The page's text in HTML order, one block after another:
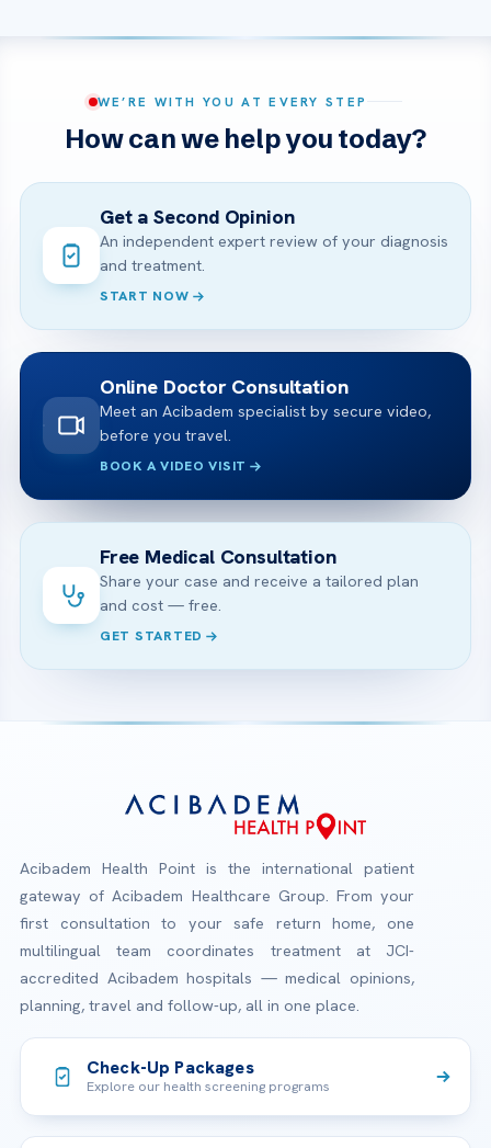
WE’RE WITH YOU AT EVERY STEP
How can we help you today?
Get a Second Opinion
An independent expert review of your diagnosis
and treatment.
START NOW
Online Doctor Consultation
Meet an Acibadem specialist by secure video,
before you travel.
BOOK A VIDEO VISIT
Free Medical Consultation
Share your case and receive a tailored plan
and cost — free.
GET STARTED
Acibadem Health Point is the international patient
gateway of Acibadem Healthcare Group. From your
first consultation to your safe return home, one
multilingual team coordinates treatment at JCI-
accredited Acibadem hospitals — medical opinions,
planning, travel and follow-up, all in one place.
Check-Up Packages
Explore our health screening programs